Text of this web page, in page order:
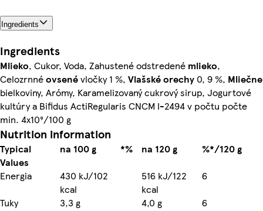
Ingredients
Ingredients
Mlieko, Cukor, Voda, Zahustené odstredené mlieko,
Celozrnnéovsenévločky 1 %, Vlašské orechy 0, 9 %, Mliečne
bielkoviny, Arómy, Karamelizovaný cukrový sirup, Jogurtové
kultúry a Bifidus ActiRegularis CNCM I-2494 v počtu počte
min. 4x10⁹/100 g
Nutrition information
Typical
Values
na 100 g *% na 120 g
%*/120 g
Energia
430 kJ/102
kcal
516 kJ/122
kcal
6
Tuky
3,3 g 4,0 g
6